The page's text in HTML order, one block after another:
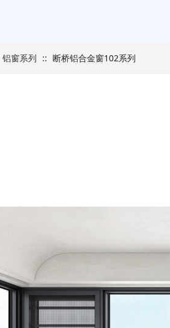
铝窗系列 :: 断桥铝合金窗102系列